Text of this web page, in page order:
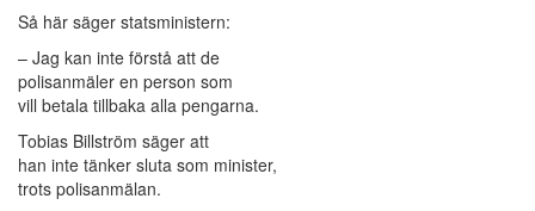
Så här säger statsministern:
– Jag kan inte förstå att de
polisanmäler en person som
vill betala tillbaka alla pengarna.
Tobias Billström säger att
han inte tänker sluta som minister,
trots polisanmälan.